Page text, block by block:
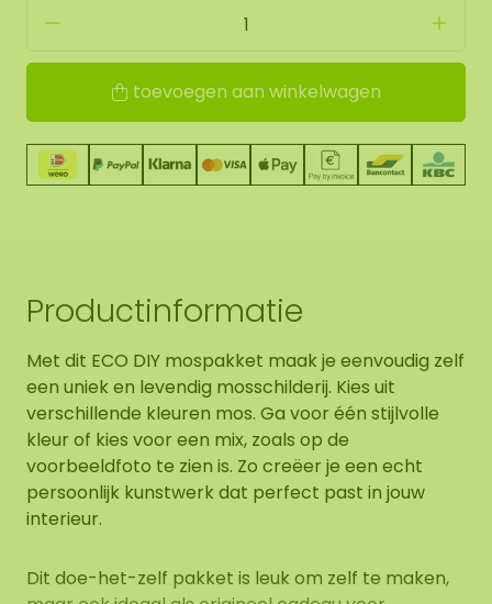
toevoegen aan winkelwagen
Productinformatie
Met dit ECO DIY mospakket maak je eenvoudig zelf
een uniek en levendig mosschilderij. Kies uit
verschillende kleuren mos. Ga voor één stijlvolle
kleur of kies voor een mix, zoals op de
voorbeeldfoto te zien is. Zo creëer je een echt
persoonlijk kunstwerk dat perfect past in jouw
interieur.
Dit doe-het-zelf pakket is leuk om zelf te maken,